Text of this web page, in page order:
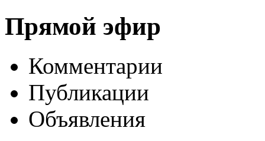
Прямой эфир
Комментарии
Публикации
Объявления